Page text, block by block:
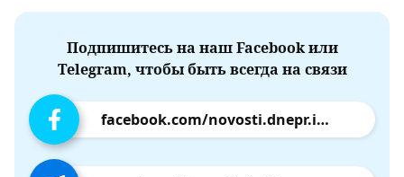
Подпишитесь на наш Facebook или
Telegram, чтобы быть всегда на связи
facebook.com/novosti.dnepr.info